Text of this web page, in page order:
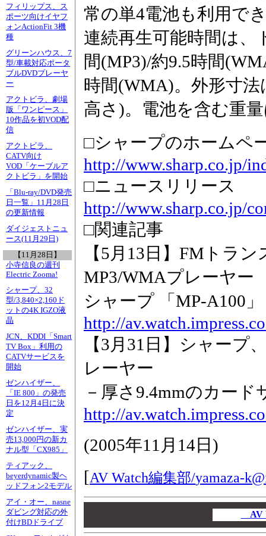
フィリップス、ス
ポーツ向けイヤフ
ォンActionFit 3機
種
グリーンハウス、7
型/車載対応ポータ
ブルDVDプレーヤ
ー
アクトビラ、劇場
版「ワンピース」
10作品を初VOD配
信
アクトビラ、
CATV向け
VOD「ケーブルア
クトビラ」を開始
「Blu-ray/DVD発売
日一覧」11月28日
の更新情報
ダイジェストニュ
ース(11月29日)
【11月28日】
小寺信良の週刊
Electric Zooma!
シャープ、32
型/3,840×2,160ド
ットの4K IGZO液
晶
JCN、KDDI「Smart
TV Box」利用の
CATVサービスを
開始
ゼンハイザー、
「IE 800」の発売
日を12月4日に決
定
ゼンハイザー、実
売13,000円の新カ
ナル型「CX985」
ティアック、
beyerdynamic製ヘ
ッドフォン2モデル
アイ・オー、nasne
ダビング対応の外
付けBDドライブ
常の単4電池も利用で
連続再生可能時間は、
間(MP3)/約9.5時間
時間(WMA)。外形寸法
高さ)。電池を含む重
□シャープのホームペ
http://www.sharp.co.jp/
□ニュースリリース
http://www.sharp.co.jp/
□関連記事
【5月13日】FMトラ
MP3/WMAプレーヤー
シャープ 「MP-A100」
http://
【3月31日】シャープ
レーヤー
－厚さ9.4mmのカー
http://
(2005年11月14日 )
[AV Watch編集部/yamaza-
AV